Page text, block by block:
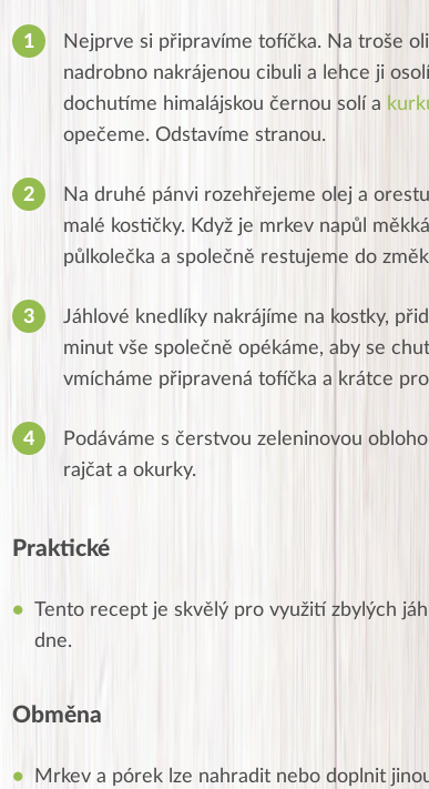
Nejprve si připravíme tofíčka. Na troše
nadrobno nakrájenou cibuli a lehce ji
dochutíme himalájskou černou solí a
opečeme. Odstavíme stranou.
Na druhé pánvi rozehřejeme olej a
malé kostičky. Když je mrkev napůl
půlkolečka a společně restujeme do
Jáhlové knedlíky nakrájíme na kostky,
minut vše společně opékáme, aby se
vmícháme připravená tofíčka a krátce
Podáváme s čerstvou zeleninovou
rajčat a okurky.
Praktické
Tento recept je skvělý pro využití zbylých
dne.
Obměna
Mrkev a pórek lze nahradit nebo doplnit